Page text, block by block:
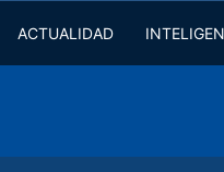
ACTUALIDAD